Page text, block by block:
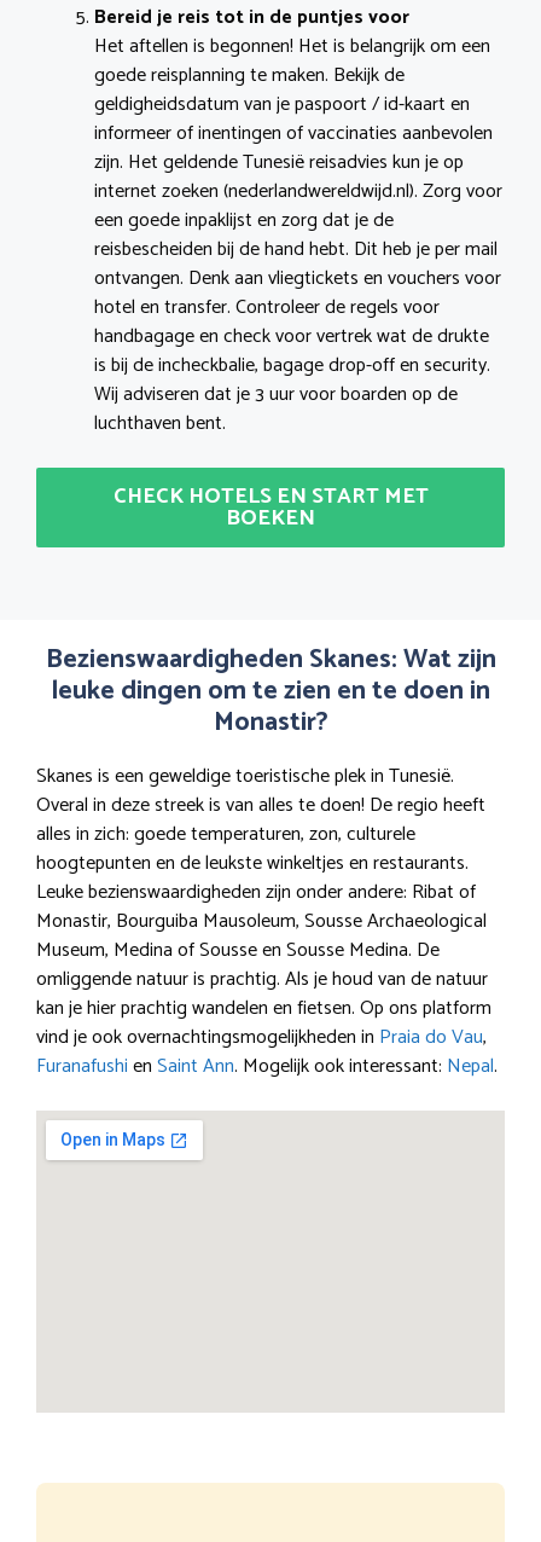
Bereid je reis tot in de puntjes voor
Het aftellen is begonnen! Het is belangrijk om een
goede reisplanning te maken. Bekijk de
geldigheidsdatum van je paspoort / id-kaart en
informeer of inentingen of vaccinaties aanbevolen
zijn. Het geldende Tunesië reisadvies kun je op
internet zoeken (nederlandwereldwijd.nl). Zorg voor
een goede inpaklijst en zorg dat je de
reisbescheiden bij de hand hebt. Dit heb je per mail
ontvangen. Denk aan vliegtickets en vouchers voor
hotel en transfer. Controleer de regels voor
handbagage en check voor vertrek wat de drukte
is bij de incheckbalie, bagage drop-off en security.
Wij adviseren dat je 3 uur voor boarden op de
luchthaven bent.
CHECK HOTELS EN START MET
BOEKEN
Bezienswaardigheden Skanes: Wat zijn
leuke dingen om te zien en te doen in
Monastir?
Skanes is een geweldige toeristische plek in Tunesië.
Overal in deze streek is van alles te doen! De regio heeft
alles in zich: goede temperaturen, zon, culturele
hoogtepunten en de leukste winkeltjes en restaurants.
Leuke bezienswaardigheden zijn onder andere: Ribat of
Monastir, Bourguiba Mausoleum, Sousse Archaeological
Museum, Medina of Sousse en Sousse Medina. De
omliggende natuur is prachtig. Als je houd van de natuur
kan je hier prachtig wandelen en fietsen. Op ons platform
vind je ook overnachtingsmogelijkheden in Praia do Vau,
FuranafushienSaint Ann. Mogelijk ook interessant: Nepal.